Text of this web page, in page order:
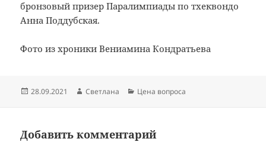
бронзовый призер Паралимпиады по тхеквондо
Анна Поддубская.
Фото из хроники Вениамина Кондратьева
Опубликовано
28.09.2021 Автор
Светлана Рубрики
Цена вопроса
Добавить комментарий